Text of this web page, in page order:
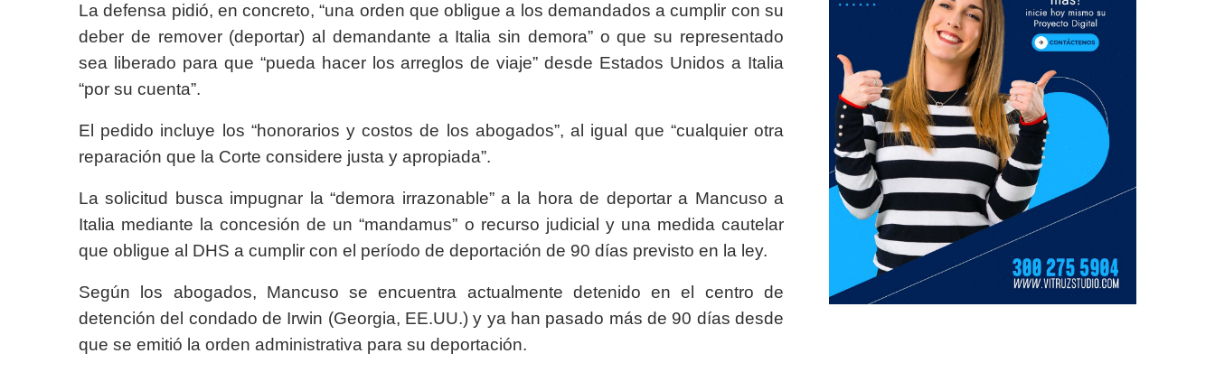
La defensa pidió, en concreto, “una orden que obligue a los demandados a cumplir con su
deber de remover (deportar) al demandante a Italia sin demora” o que su representado
sea liberado para que “pueda hacer los arreglos de viaje” desde Estados Unidos a Italia
“por su cuenta”.
El pedido incluye los “honorarios y costos de los abogados”, al igual que “cualquier otra
reparación que la Corte considere justa y apropiada”.
La solicitud busca impugnar la “demora irrazonable” a la hora de deportar a Mancuso a
Italia mediante la concesión de un “mandamus” o recurso judicial y una medida cautelar
que obligue al DHS a cumplir con el período de deportación de 90 días previsto en la ley.
Según los abogados, Mancuso se encuentra actualmente detenido en el centro de
detención del condado de Irwin (Georgia, EE.UU.) y ya han pasado más de 90 días desde
que se emitió la orden administrativa para su deportación.